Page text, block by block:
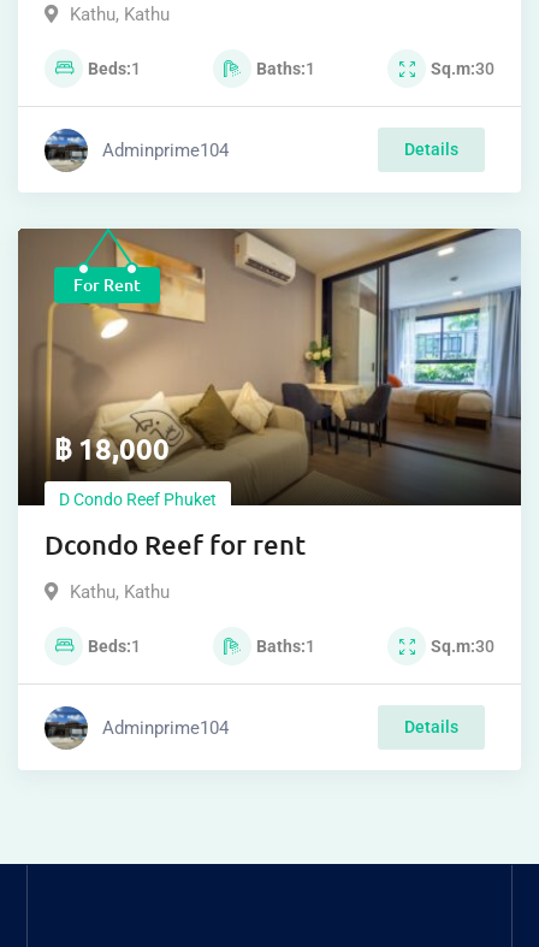
Kathu, Kathu
Beds 1 Baths 1 Sq.m 30
Adminprime104 Details
For Rent
฿18,000
D Condo Reef Phuket
Dcondo Reef for rent
Kathu, Kathu
Beds 1 Baths 1 Sq.m 30
Adminprime104 Details